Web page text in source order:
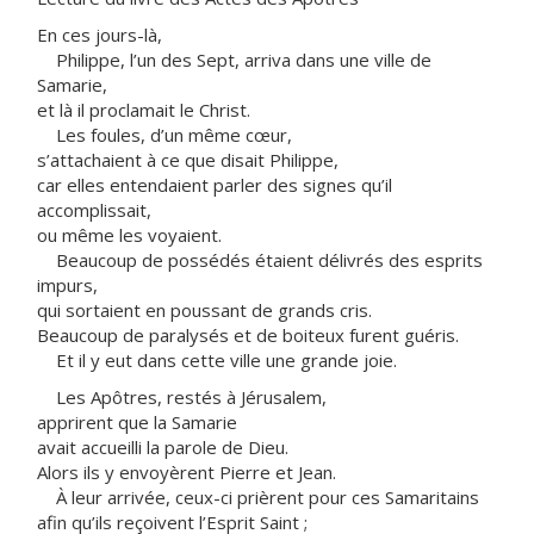
En ces jours-là,
Philippe, l’un des Sept, arriva dans une ville de
Samarie,
et là il proclamait le Christ.
Les foules, d’un même cœur,
s’attachaient à ce que disait Philippe,
car elles entendaient parler des signes qu’il
accomplissait,
ou même les voyaient.
Beaucoup de possédés étaient délivrés des esprits
impurs,
qui sortaient en poussant de grands cris.
Beaucoup de paralysés et de boiteux furent guéris.
Et il y eut dans cette ville une grande joie.
Les Apôtres, restés à Jérusalem,
apprirent que la Samarie
avait accueilli la parole de Dieu.
Alors ils y envoyèrent Pierre et Jean.
À leur arrivée, ceux-ci prièrent pour ces Samaritains
afin qu’ils reçoivent l’Esprit Saint ;